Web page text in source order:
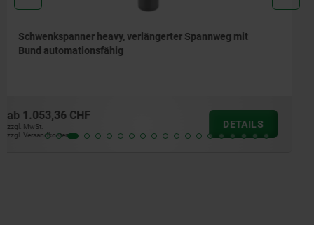
Schwenkspanner pneumatisch
ab433,58 CHF
zzgl. MwSt.
zzgl. Versandkosten
DETAILS